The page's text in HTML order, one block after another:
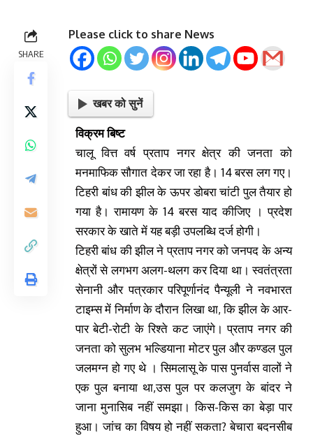
SHARE
Please click to share News
खबर को सुनें
विक्रम बिष्ट
चालू वित्त वर्ष प्रताप नगर क्षेत्र की जनता को
मनमाफिक सौगात देकर जा रहा है। 14 बरस लग गए।
टिहरी बांध की झील के ऊपर डोबरा चांटी पुल तैयार हो
गया है। रामायण के 14 बरस याद कीजिए । प्रदेश
सरकार के खाते में यह बड़ी उपलब्धि दर्ज होगी।
टिहरी बांध की झील ने प्रताप नगर को जनपद के अन्य
क्षेत्रों से लगभग अलग-थलग कर दिया था। स्वतंत्रता
सेनानी और पत्रकार परिपूर्णानंद पैन्यूली ने नवभारत
टाइम्स में निर्माण के दौरान लिखा था, कि झील के आर-
पार बेटी-रोटी के रिश्ते कट जाएंगे। प्रताप नगर की
जनता को सुलभ भल्डियाना मोटर पुल और कण्डल पुल
जलमग्न हो गए थे । सिमलासू के पास पुनर्वास वालों ने
एक पुल बनाया था,उस पुल पर कलजुग के बांदर ने
जाना मुनासिब नहीं समझा। किस-किस का बेड़ा पार
हुआ। जांच का विषय हो नहीं सकता? बेचारा बदनसीब